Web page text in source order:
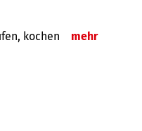
kochen mehr